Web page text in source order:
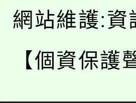
網站維護:資
【個資保護